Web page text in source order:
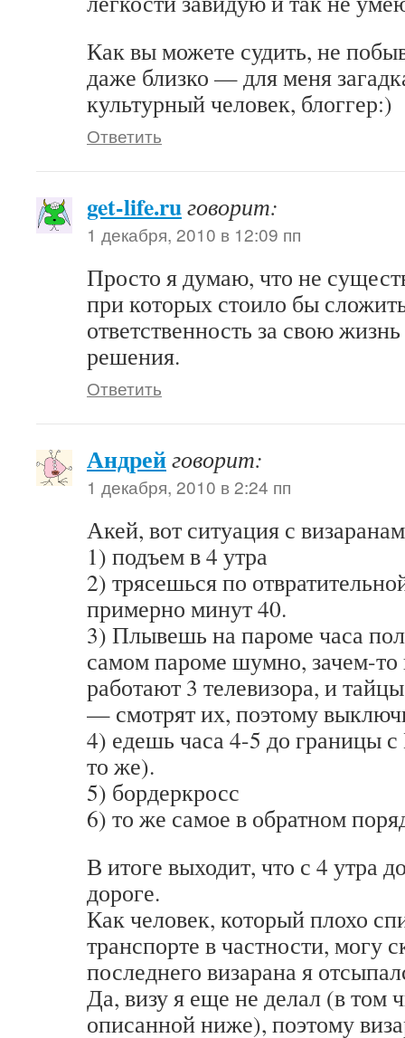
Как вы можете судить, не
даже близко — для меня
культурный человек, блоггер:)
Ответить
get-life.ruговорит:
1 декабря, 2010 в 12:09 пп
Просто я думаю, что не
при которых стоило бы
ответственность за свою
решения.
Ответить
Андрейговорит:
1 декабря, 2010 в 2:24 пп
Акей, вот ситуация с
1) подъем в 4 утра
2) трясешься по
примерно минут 40.
3) Плывешь на пароме часа
самом пароме шумно, зачем-то
работают 3 телевизора, и
— смотрят их, поэтому
4) едешь часа 4-5 до границы
то же).
5) бордеркросс
6) то же самое в обратном
В итоге выходит, что с 4 утра
дороге.
Как человек, который плохо
транспорте в частности, могу
последнего визарана я
Да, визу я еще не делал (в том
описанной ниже), поэтому